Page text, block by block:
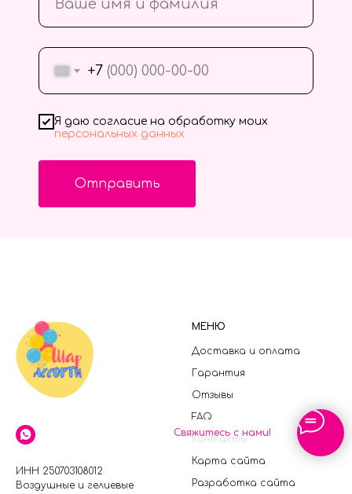
Свяжитесь с нами!
+7
Я даю согласие на обработку моих
персональных данных
Отправить
ИНН 250703108012
Воздушные и гелиевые
МЕНЮ
Доставка и оплата
Гарантия
Отзывы
FAQ
Контакты
Карта сайта
Разработка сайта